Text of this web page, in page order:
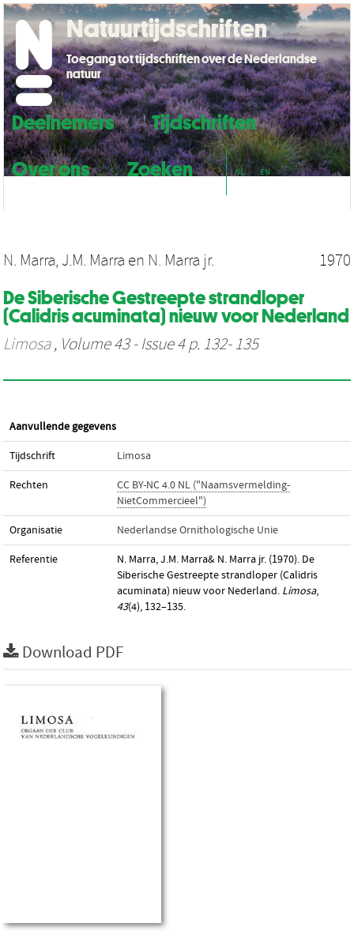
Deelnemers
Tijdschriften
Over ons
Zoeken NL EN
Natuurtijdschriften
Toegang tot tijdschriften over de Nederlandse
natuur
N. Marra, J.M. Marra en N. Marra jr. 1970
De Siberische Gestreepte strandloper
(Calidris acuminata) nieuw voor Nederland
Limosa, Volume 43 - Issue 4 p. 132- 135
Aanvullende gegevens
Tijdschrift Limosa
Rechten
CC BY-NC 4.0 NL ("Naamsvermelding-
NietCommercieel")
Organisatie Nederlandse Ornithologische Unie
Referentie
N. Marra, J.M. Marra& N. Marra jr. (1970). De
Siberische Gestreepte strandloper (Calidris
acuminata) nieuw voor Nederland. Limosa,
43(4), 132–135.
Download PDF